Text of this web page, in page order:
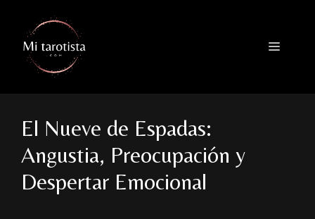
contenido
Menú
El Nueve de Espadas:
Angustia, Preocupación y
Despertar Emocional